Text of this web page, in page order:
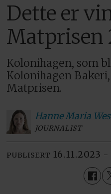
Dette er
Matprisen
Kolonihagen, som
Kolonihagen
Matprisen.
Hanne Maria
JOURNALIST
PUBLISERT 16.11.2023 -